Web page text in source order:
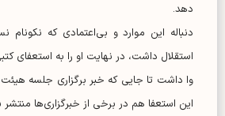
دهد.
دنباله این موارد و بی‌اعتمادی که نکونام
استقلال داشت، در نهایت او را به استعفای
وا داشت تا جایی که خبر برگزاری جلسه
این استعفا هم در برخی از خبرگزاری‌ها